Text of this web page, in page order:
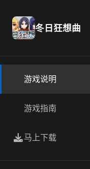
冬日狂想曲
游戏说明
游戏指南
马上下载